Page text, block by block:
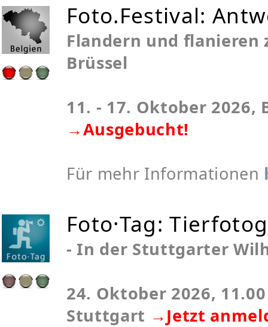
Foto.Festival:
Flandern und flanieren
Brüssel
11. - 17. Oktober 2026,
→Ausgebucht!
Für mehr Informationen
Foto·Tag:
- In der Stuttgarter
24. Oktober 2026,
Stuttgart →Jetzt